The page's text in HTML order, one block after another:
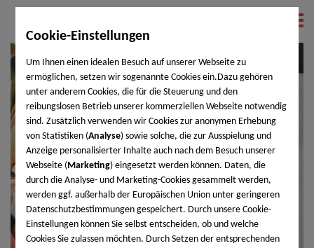
Cookie-Einstellungen
Um Ihnen einen idealen Besuch auf unserer Webseite zu
ermöglichen, setzen wir sogenannte Cookies ein.Dazu gehören
unter anderem Cookies, die für die Steuerung und den
reibungslosen Betrieb unserer kommerziellen Webseite notwendig
sind. Zusätzlich verwenden wir Cookies zur anonymen Erhebung
von Statistiken (Analyse) sowie solche, die zur Ausspielung und
Anzeige personalisierter Inhalte auch nach dem Besuch unserer
Webseite (Marketing) eingesetzt werden können. Daten, die
durch die Analyse- und Marketing-Cookies gesammelt werden,
werden ggf. außerhalb der Europäischen Union unter geringeren
Datenschutzbestimmungen gespeichert. Durch unsere Cookie-
Einstellungen können Sie selbst entscheiden, ob und welche
Cookies Sie zulassen möchten. Durch Setzen der entsprechenden